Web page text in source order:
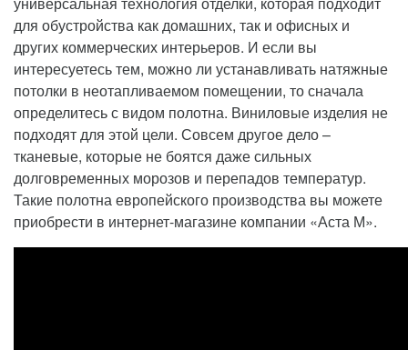
для обустройства как домашних, так и офисных и
других коммерческих интерьеров. И если вы
интересуетесь тем, можно ли устанавливать натяжные
потолки в неотапливаемом помещении, то сначала
определитесь с видом полотна. Виниловые изделия не
подходят для этой цели. Совсем другое дело –
тканевые, которые не боятся даже сильных
долговременных морозов и перепадов температур.
Такие полотна европейского производства вы можете
приобрести в интернет-магазине компании «Аста М».